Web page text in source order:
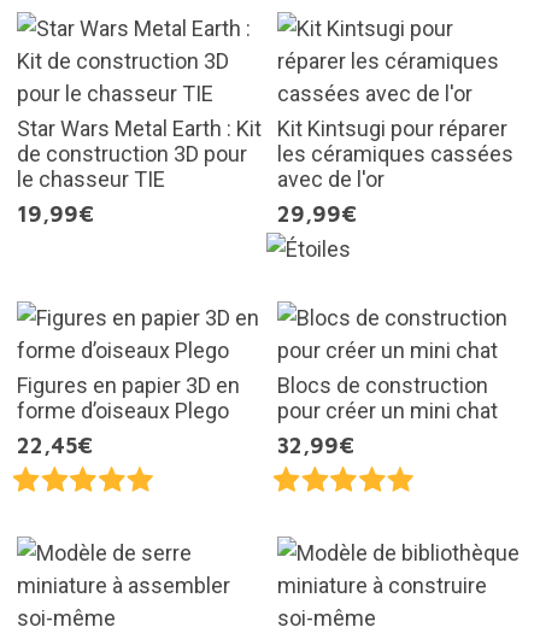
Star Wars Metal Earth : Kit
de construction 3D pour
le chasseur TIE
19,99€
Kit Kintsugi pour réparer
les céramiques cassées
avec de l'or
29,99€
Figures en papier 3D en
forme d’oiseaux Plego
22,45€
Blocs de construction
pour créer un mini chat
32,99€